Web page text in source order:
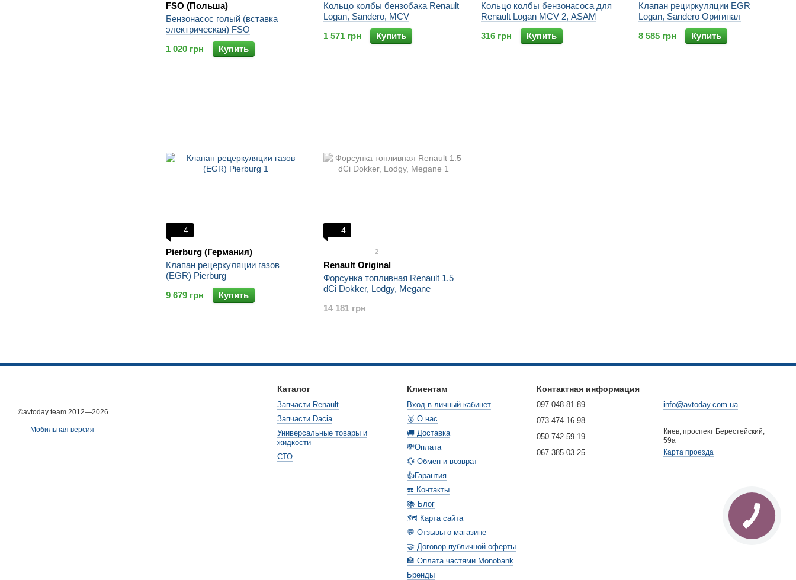
FSO (Польша)
Бензонасос голый (вставка
электрическая) FSO
1 020 грн
Купить
Кольцо колбы бензобака Renault
Logan, Sandero, MCV
1 571 грн
Купить
Кольцо колбы бензонасоса для
Renault Logan MCV 2, ASAM
316 грн
Купить
Клапан рециркуляции EGR
Logan, Sandero Оригинал
8 585 грн
Купить
4
Pierburg (Германия)
Клапан рецеркуляции газов
(EGR) Pierburg
9 679 грн
Купить
4
2
Renault Original
Форсунка топливная Renault 1.5
dCi Dokker, Lodgy, Megane
14 181 грн
©avtoday team 2012—2026
Мобильная версия
Каталог
Запчасти Renault
Запчасти Dacia
Универсальные товары и
жидкости
СТО
Клиентам
Вход в личный кабинет
🥇 О нас
🚚 Доставка
💸Оплата
💱 Обмен и возврат
👍Гарантия
☎️ Контакты
📚 Блог
🗺️ Карта сайта
💬 Отзывы о магазине
🤝 Договор публичной оферты
🏦 Оплата частями Monobank
Бренды
Контактная информация
097 048-81-89
073 474-16-98
050 742-59-19
067 385-03-25
info@avtoday.com.ua
Киев, проспект Берестейский,
59а
Карта проезда